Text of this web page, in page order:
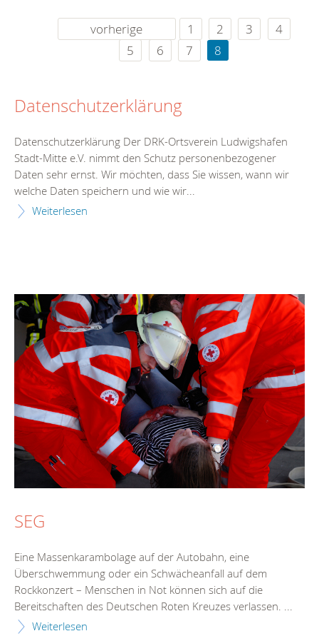
vorherige 1 2 3
4
5
6 7 8
Datenschutzerklärung
Datenschutzerklärung Der DRK-Ortsverein Ludwigshafen
Stadt-Mitte e.V. nimmt den Schutz personenbezogener
Daten sehr ernst. Wir möchten, dass Sie wissen, wann wir
welche Daten speichern und wie wir...
Weiterlesen
SEG
Eine Massenkarambolage auf der Autobahn, eine
Überschwemmung oder ein Schwächeanfall auf dem
Rockkonzert – Menschen in Not können sich auf die
Bereitschaften des Deutschen Roten Kreuzes verlassen. ...
Weiterlesen